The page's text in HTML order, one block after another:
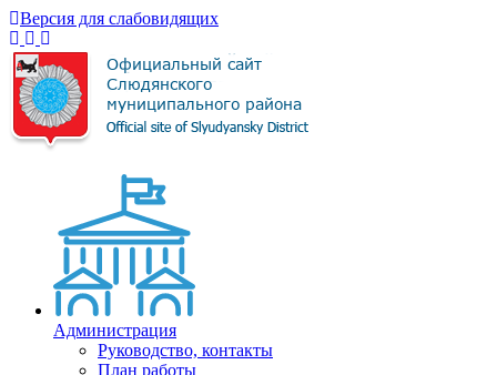
Версия для слабовидящих
Администрация
Руководство, контакты
План работы